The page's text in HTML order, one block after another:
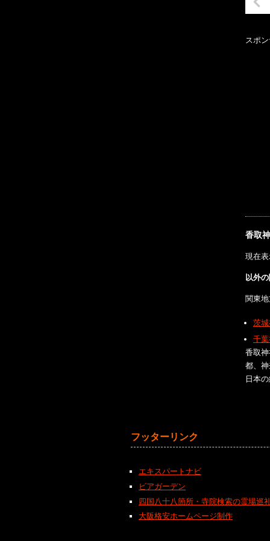
スポ
香取
現在
以外
関東
茨
千
香取
都、
日本
フッターリンク
エキスパートナビ
ビアガーデン
四国八十八箇所・寺院検索の霊場巡
大阪格安ホームページ制作